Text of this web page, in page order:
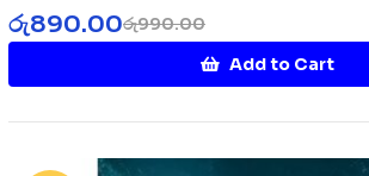
රු990.00
රු890.00
Add to Cart